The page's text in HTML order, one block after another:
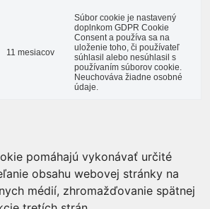
11 mesiacov
Súbor cookie je nastavený
doplnkom GDPR Cookie
Consent a používa sa na
uloženie toho, či používateľ
súhlasil alebo nesúhlasil s
používaním súborov cookie.
Neuchováva žiadne osobné
údaje.
pomáhajú vykonávať určité
obsahu webovej stránky na
médií, zhromažďovanie spätnej